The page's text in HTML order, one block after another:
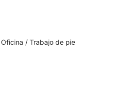
/ Trabajo de pie